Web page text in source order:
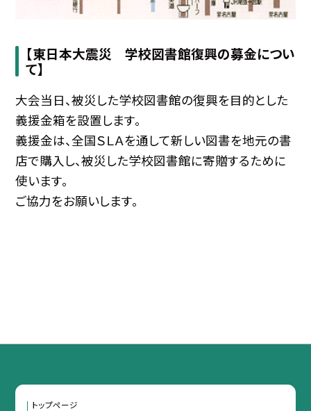
【東日本大震災 学校図書館復興の募金につい
て】
大会当日、被災した学校図書館の復興を目的とした
義援金箱を設置します。
義援金は、全国ＳＬＡを通して新しい図書を地元の書
店で購入し、被災した学校図書館に寄贈するために
使います。
ご協力をお願いします。
トップページ